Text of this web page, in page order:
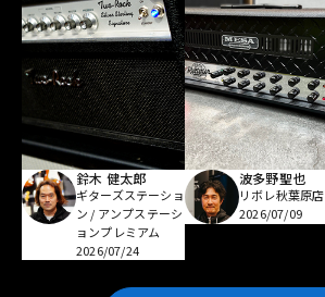
鈴木 健太郎
ギターズステーショ
ン / アンプステーシ
ョンプレミアム
2026/07/24
波多野聖也
リボレ秋葉原店
2026/07/09